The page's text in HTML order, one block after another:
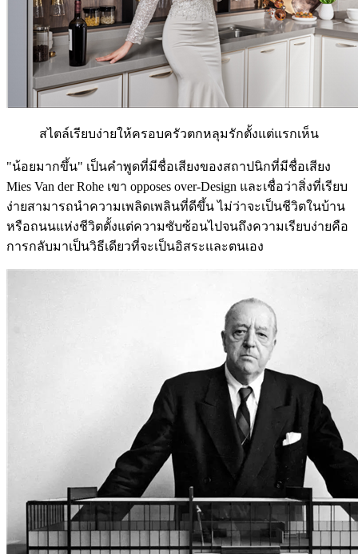
สไตล์เรียบง่ายให้ครอบครัวตกหลุมรักตั้งแต่แรกเห็น
"น้อยมากขึ้น" เป็นคำพูดที่มีชื่อเสียงของสถาปนิกที่มีชื่อเสียง
Mies Van der Rohe เขา opposes over-Design และเชื่อว่าสิ่งที่เรียบ
ง่ายสามารถนำความเพลิดเพลินที่ดีขึ้น ไม่ว่าจะเป็นชีวิตในบ้าน
หรือถนนแห่งชีวิตตั้งแต่ความซับซ้อนไปจนถึงความเรียบง่ายคือ
การกลับมาเป็นวิธีเดียวที่จะเป็นอิสระและตนเอง